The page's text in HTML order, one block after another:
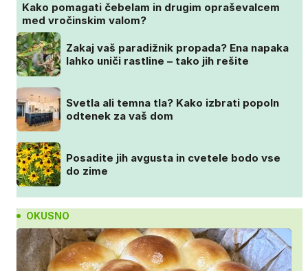
Kako pomagati čebelam in drugim opraševalcem
med vročinskim valom?
Zakaj vaš paradižnik propada? Ena napaka
lahko uniči rastline – tako jih rešite
Svetla ali temna tla? Kako izbrati popoln
odtenek za vaš dom
Posadite jih avgusta in cvetele bodo vse
do zime
OKUSNO